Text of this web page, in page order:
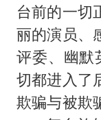
台前的一切
丽的演员、
评委、幽
切都进入了
欺骗与被欺